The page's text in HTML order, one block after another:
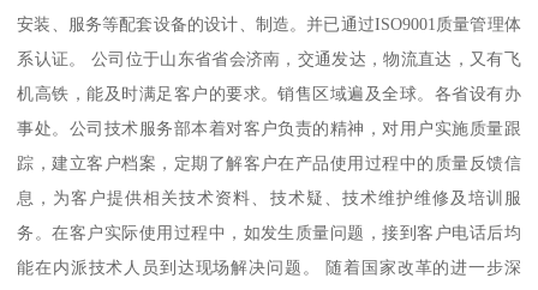
安装、服务等配套设备的设计、制造。并已通过ISO9001质量管理体
系认证。 公司位于山东省省会济南，交通发达，物流直达，又有飞
机高铁，能及时满足客户的要求。销售区域遍及全球。各省设有办
事处。公司技术服务部本着对客户负责的精神，对用户实施质量跟
踪，建立客户档案，定期了解客户在产品使用过程中的质量反馈信
息，为客户提供相关技术资料、技术疑、技术维护维修及培训服
务。在客户实际使用过程中，如发生质量问题，接到客户电话后均
能在内派技术人员到达现场解决问题。 随着国家改革的进一步深